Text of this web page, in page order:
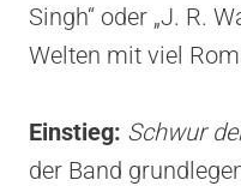
Singh“ oder „J. R.
Welten mit viel
Einstieg: Schwur
der Band